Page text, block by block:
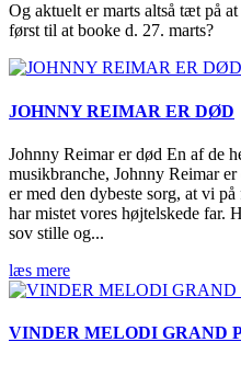
Og aktuelt er marts altså tæt på
først til at booke d. 27. marts?
JOHNNY REIMAR ER DØD
Johnny Reimar er død En af de
musikbranche, Johnny Reimar
er med den dybeste sorg, at vi
har mistet vores højtelskede far.
sov stille og...
læs mere
VINDER MELODI GRAND